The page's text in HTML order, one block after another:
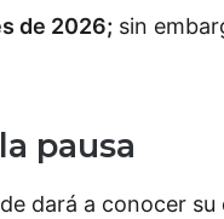
de 2026; sin
pausa
dará a conocer